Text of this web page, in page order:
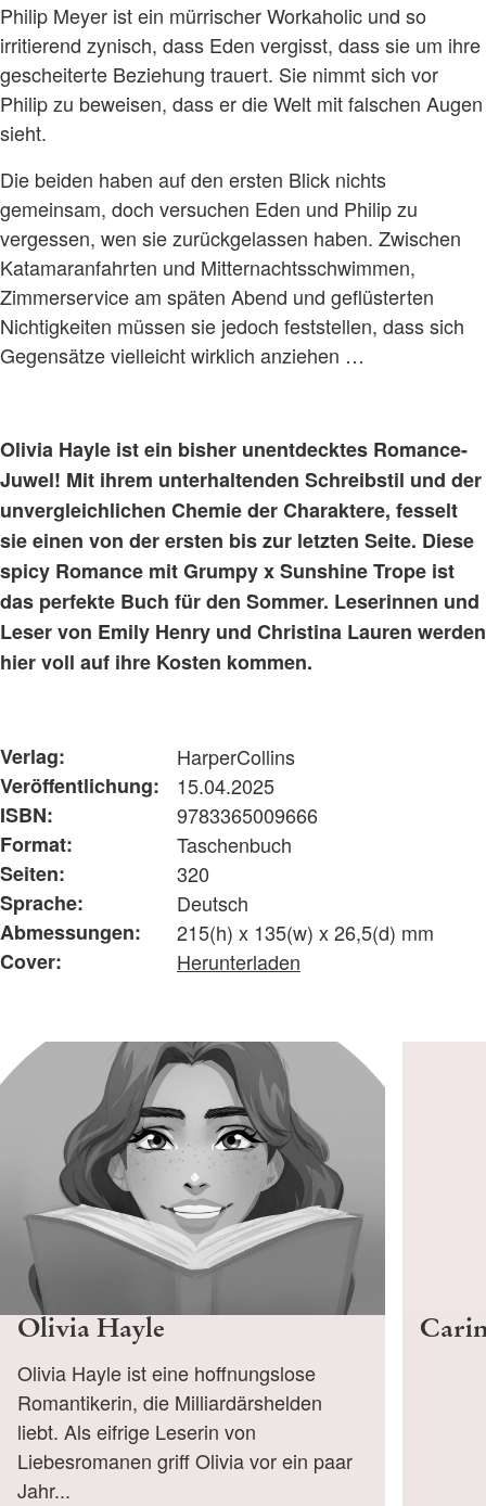
Philip Meyer ist ein mürrischer Workaholic und so
irritierend zynisch, dass Eden vergisst, dass sie um ihre
gescheiterte Beziehung trauert. Sie nimmt sich vor
Philip zu beweisen, dass er die Welt mit falschen Augen
sieht.
Die beiden haben auf den ersten Blick nichts
gemeinsam, doch versuchen Eden und Philip zu
vergessen, wen sie zurückgelassen haben. Zwischen
Katamaranfahrten und Mitternachtsschwimmen,
Zimmerservice am späten Abend und geflüsterten
Nichtigkeiten müssen sie jedoch feststellen, dass sich
Gegensätze vielleicht wirklich anziehen …
Olivia Hayle ist ein bisher unentdecktes Romance-
Juwel! Mit ihrem unterhaltenden Schreibstil und der
unvergleichlichen Chemie der Charaktere, fesselt
sie einen von der ersten bis zur letzten Seite. Diese
spicy Romance mit Grumpy x Sunshine Trope ist
das perfekte Buch für den Sommer. Leserinnen und
Leser von Emily Henry und Christina Lauren werden
hier voll auf ihre Kosten kommen.
Verlag:
HarperCollins
Veröffentlichung:
15.04.2025
ISBN:
9783365009666
Format:
Taschenbuch
Seiten:
320
Sprache:
Deutsch
Abmessungen:
215(h) x 135(w) x 26,5(d) mm
Cover:
Herunterladen
Olivia Hayle
Olivia Hayle ist eine hoffnungslose
Romantikerin, die Milliardärshelden
liebt. Als eifrige Leserin von
Liebesromanen griff Olivia vor ein paar
Jahr...